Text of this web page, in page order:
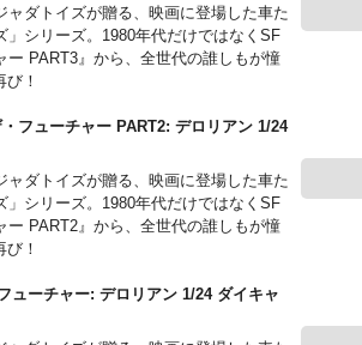
ダトイズが贈る、映画に登場した車た
シリーズ。1980年代だけではなくSF
PART3』から、全世代の誰しもが憧
！
フューチャー PART2: デロリアン 1/24
ダトイズが贈る、映画に登場した車た
シリーズ。1980年代だけではなくSF
PART2』から、全世代の誰しもが憧
！
ューチャー: デロリアン 1/24 ダイキャ